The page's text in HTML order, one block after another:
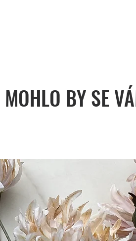
MOHLO BY SE